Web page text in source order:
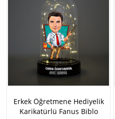
Erkek Öğretmene Hediyelik
Karikatürlü Fanus Biblo